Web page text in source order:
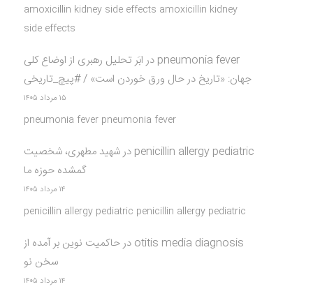
amoxicillin kidney side effects amoxicillin kidney
side effects
pneumonia fever درابَر تحلیل رهبری از اوضاع کلی
جهان: «تاریخ در حال ورق خوردن است» / #پیچ_تاریخی
۱۵ مرداد ۱۴۰۵
pneumonia fever pneumonia fever
penicillin allergy pediatric درشهید مطهری، شخصیت
گمشده حوزه ما
۱۴ مرداد ۱۴۰۵
penicillin allergy pediatric penicillin allergy pediatric
otitis media diagnosis درحاکمیت نوین بر آمده از
سخن نو
۱۴ مرداد ۱۴۰۵